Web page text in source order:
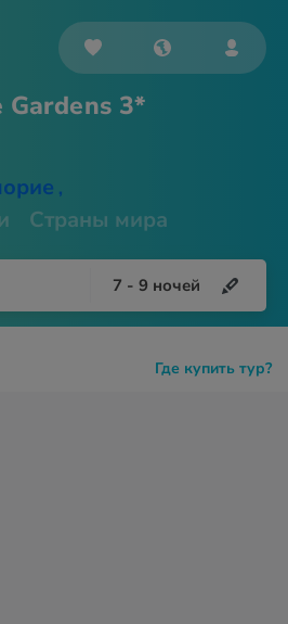
Gardens 3*
,
Страны мира
7 - 9 ночей
Где купить тур?